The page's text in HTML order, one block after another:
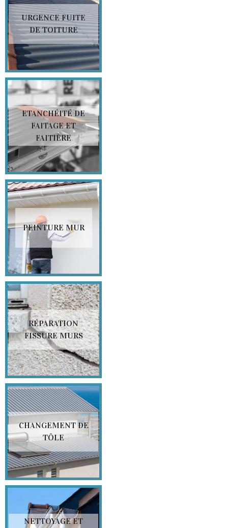
URGENCE FUITE
DE TOITURE
ETANCHÉITÉ DE
FAITAGE ET
FAITIÈRE
PEINTURE MUR
RÉPARATION
FISSURE MURS
CHANGEMENT DE
TÔLE
NETTOYAGE ET